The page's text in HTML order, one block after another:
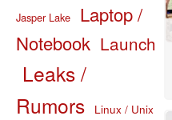
Jasper Lake
Laptop /
Notebook Launch
Leaks /
Rumors
Linux / Unix